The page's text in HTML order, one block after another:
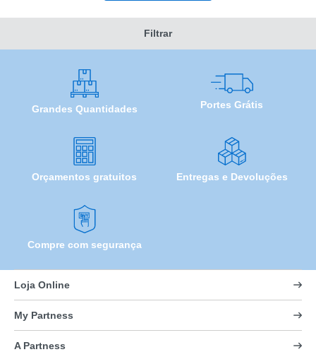
Filtrar
Grandes Quantidades Portes Grátis
Orçamentos gratuitos Entregas e Devoluções
Compre com segurança
Loja Online
My Partness
A Partness